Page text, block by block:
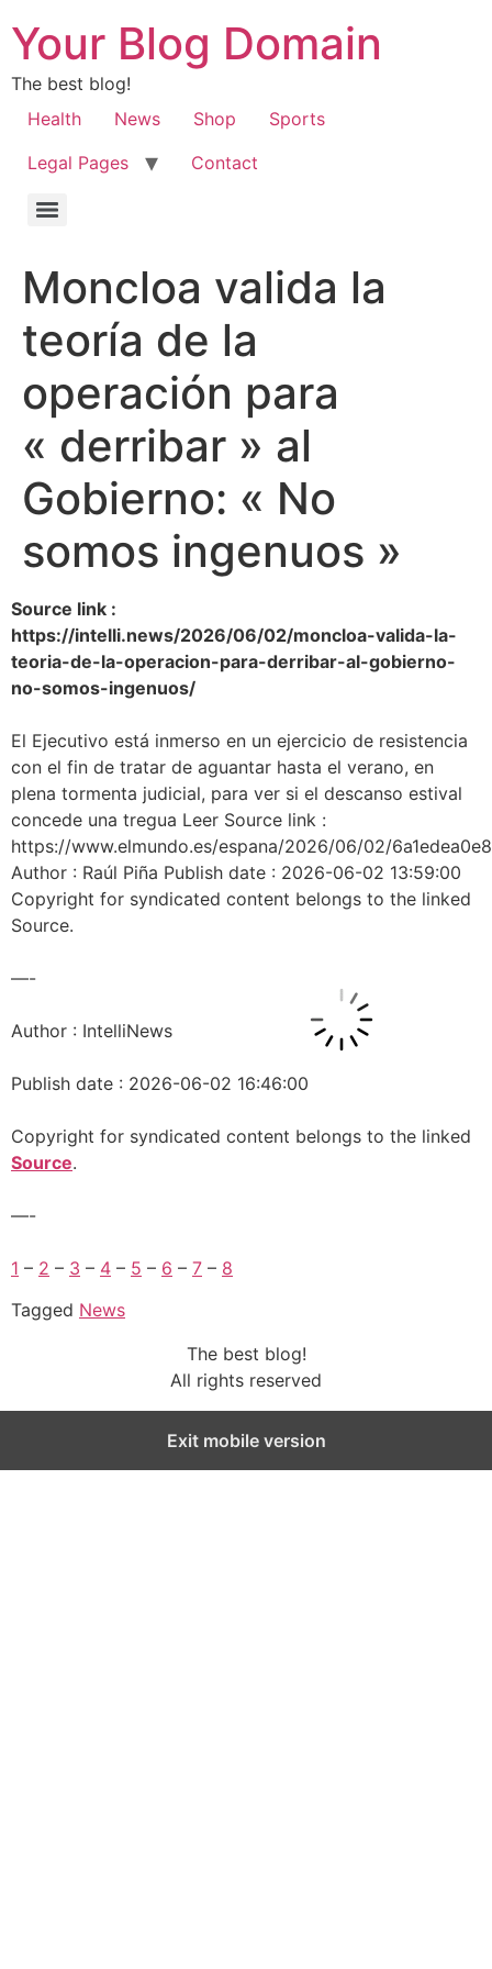
Your Blog Domain
The best blog!
Health
News Shop
Sports
Legal Pages
Contact
Moncloa valida la
teoría de la
operación para
« derribar » al
Gobierno: « No
somos ingenuos »
Source link :
https://intelli.news/2026/06/02/moncloa-valida-la-
teoria-de-la-operacion-para-derribar-al-gobierno-
no-somos-ingenuos/
El Ejecutivo está inmerso en un ejercicio de resistencia
con el fin de tratar de aguantar hasta el verano, en
plena tormenta judicial, para ver si el descanso estival
concede una tregua Leer Source link :
https://www.elmundo.es/espana/2026/06/02/
Author : Raúl Piña Publish date : 2026-06-02 13:59:00
Copyright for syndicated content belongs to the linked
Source.
—-
Author : IntelliNews
Publish date : 2026-06-02 16:46:00
Copyright for syndicated content belongs to the linked
Source.
—-
1 – 2 – 3 – 4 – 5 – 6 – 7 – 8
Tagged News
The best blog!
All rights reserved
Exit mobile version